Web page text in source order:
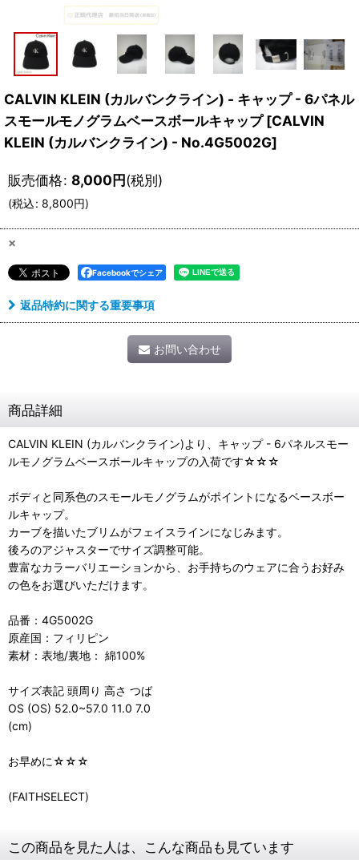
CALVIN KLEIN (カルバンクライン) - キャップ - 6パネル
スモールモノグラムベースボールキャップ [CALVIN
KLEIN (カルバンクライン) - No.4G5002G]
販売価格: 8,000円(税別)
(税込: 8,800円)
×
Facebookでシェア
返品特約に関する重要事項
お問い合わせ
商品詳細
CALVIN KLEIN (カルバンクライン)より、キャップ - 6パネルスモー
ルモノグラムベースボールキャップの入荷です☆☆☆
ボディと同系色のスモールモノグラムがポイントになるベースボー
ルキャップ。
カーブを描いたブリムがフェイスラインになじみます。
後ろのアジャスターでサイズ調整可能。
豊富なカラーバリエーションから、お手持ちのウェアに合うお好み
の色をお選びいただけます。
品番：4G5002G
原産国：フィリピン
素材：表地/裏地： 綿100%
サイズ表記 頭周り 高さ つば
OS (OS) 52.0~57.0 11.0 7.0
(cm)
お早めに☆☆☆
(FAITHSELECT)
この商品を見た人は、こんな商品も見ています